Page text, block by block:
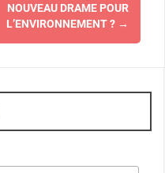
NOUVEAU DRAME POUR
L’ENVIRONNEMENT ? →